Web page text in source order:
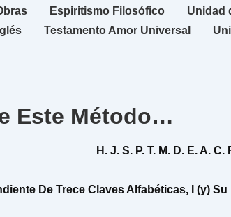
Espiritismo Filosófico Unidad
Testamento Amor Universal
Este Método…
H. J. S. P. T. M. D. E. A. C.
De Trece Claves Alfabéticas, I (y)